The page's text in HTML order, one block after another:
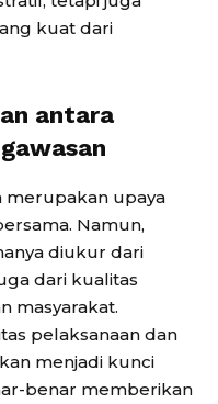
kuat dari
antara
merupakan upaya
Namun,
diukur dari
dari kualitas
masyarakat.
pelaksanaan dan
menjadi kunci
benar memberikan